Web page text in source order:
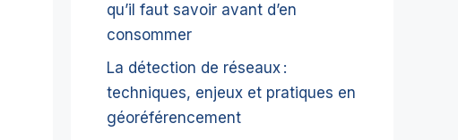
qu’il faut savoir avant d’en
consommer
La détection de réseaux :
techniques, enjeux et pratiques en
géoréférencement